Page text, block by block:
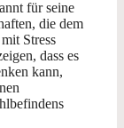
für seine
die dem
Stress
dass es
kann,